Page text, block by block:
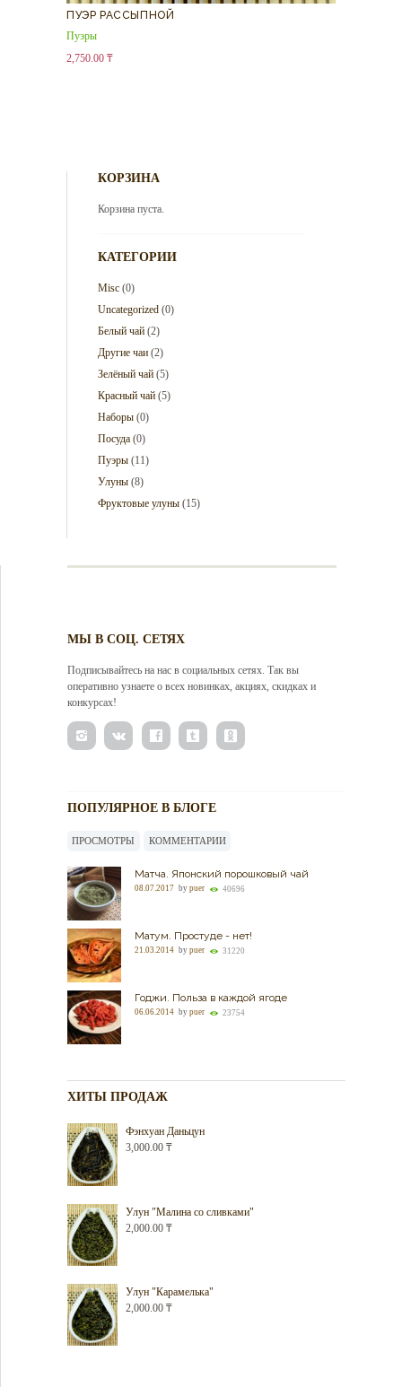
ПУЭР РАССЫПНОЙ
Пуэры
2,750.00 ₸
КОРЗИНА
Корзина пуста.
КАТЕГОРИИ
Misc (0)
Uncategorized (0)
Белый чай (2)
Другие чаи (2)
Зелёный чай (5)
Красный чай (5)
Наборы (0)
Посуда (0)
Пуэры (11)
Улуны (8)
Фруктовые улуны (15)
МЫ В СОЦ. СЕТЯХ
Подписывайтесь на нас в социальных сетях. Так вы
оперативно узнаете о всех новинках, акциях, скидках и
конкурсах!
ПОПУЛЯРНОЕ В БЛОГЕ
ПРОСМОТРЫ КОММЕНТАРИИ
Матча. Японский порошковый чай
08.07.2017 by puer 40696
Матум. Простуде - нет!
21.03.2014 by puer 31220
Годжи. Польза в каждой ягоде
06.06.2014 by puer 23754
ХИТЫ ПРОДАЖ
Фэнхуан Даньцун
3,000.00 ₸
Улун "Малина со сливками"
2,000.00 ₸
Улун "Карамелька"
2,000.00 ₸